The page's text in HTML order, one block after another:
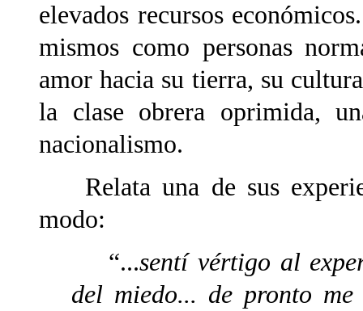
elevados recursos
mismos como personas
amor hacia su tierra, su
la clase obrera oprimida,
nacionalismo.
Relata una de sus
modo:
“...sentí vértigo al
del miedo... de pronto